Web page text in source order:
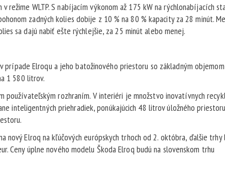
režime WLTP. S nabíjacím výkonom až 175 kW na rýchlonabíjacích
zadných kolies dobije z 10 % na 80 % kapacity za 28 minút.
sa dajú nabiť ešte rýchlejšie, za 25 minút alebo menej.
Elroqu a jeho batožinového priestoru so základným
1 580 litrov.
rozhraním. V interiéri je množstvo inovatívnych
inteligentných priehradiek, ponúkajúcich 48 litrov úložného
Elroq na kľúčových európskych trhoch od 2. októbra, ďalšie trhy
Ceny úplne nového modelu Škoda Elroq budú na slovenskom trhu